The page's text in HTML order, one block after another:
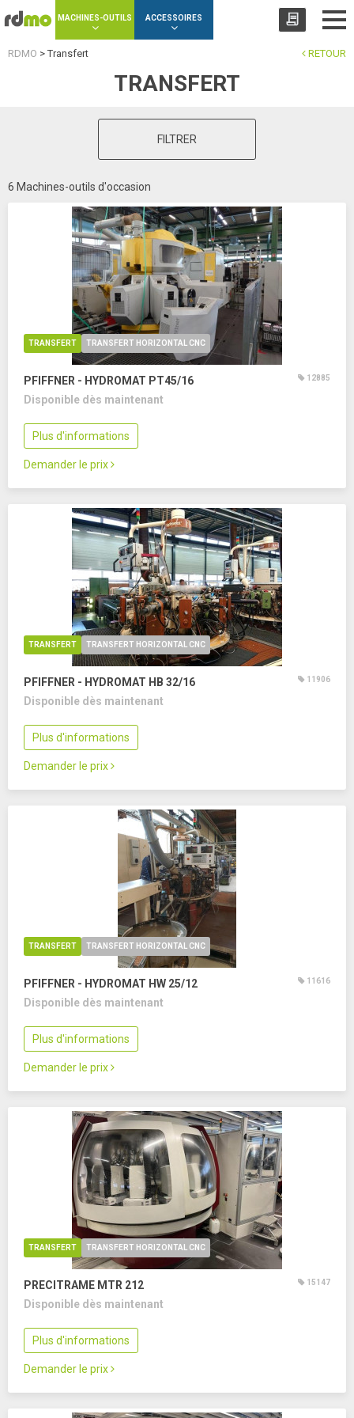
MACHINES-OUTILS ACCESSOIRES
RETOUR
RDMO >Transfert
TRANSFERT
FILTRER
6 Machines-outils d'occasion
TRANSFERT TRANSFERT HORIZONTAL CNC
PFIFFNER - HYDROMAT PT45/16 12885
Disponible dès maintenant
Plus d'informations
Demander le prix
TRANSFERT TRANSFERT HORIZONTAL CNC
PFIFFNER - HYDROMAT HB 32/16 11906
Disponible dès maintenant
Plus d'informations
Demander le prix
TRANSFERT TRANSFERT HORIZONTAL CNC
PFIFFNER - HYDROMAT HW 25/12 11616
Disponible dès maintenant
Plus d'informations
Demander le prix
TRANSFERT TRANSFERT HORIZONTAL CNC
PRECITRAME MTR 212 15147
Disponible dès maintenant
Plus d'informations
Demander le prix